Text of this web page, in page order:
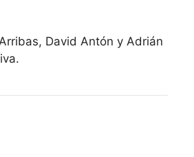
David Antón y Adrián